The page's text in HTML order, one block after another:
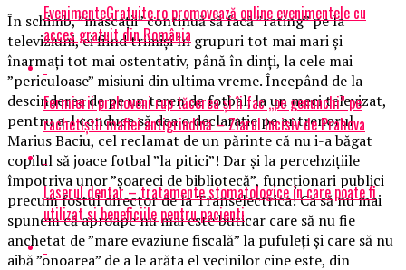
În schimb, ”mascații” continuă să facă ”rating” pe la
televiziuni, ei fiind trimiși în grupuri tot mai mari și
înarmați tot mai ostentativ, până în dinți, la cele mai
”periculoase” misiuni din ultima vreme. Începând de la
descinderea de pe un teren de fotbal, la un meci televizat,
pentru a-l conduce să dea o declarație pe antrenorul
Marius Baciu, cel reclamat de un părinte că nu i-a băgat
copilul să joace fotbal ”la pitici”! Dar și la percehzițiile
împotriva unor ”șoareci de bibliotecă”, funcționari publici
precum fostul director de la Transelectrica! Ca să nu mai
spunem că aproape nu mai este buticar care să nu fie
anchetat de ”mare evaziune fiscală” la pufuleți și care să nu
aibă ”onoarea” de a le arăta el vecinilor cine este, din
EvenimenteGratuite.ro promovează online evenimentele cu
acces gratuit din România
Fermierii prahoveni rup tăcerea și îi fac „pe genunchi” pe
rachetiștii mafiei antigrindină – Ziarul Incisiv de Prahova
Laserul dentar – tratamente stomatologice in care poate fi
utilizat si beneficiile pentru pacienti